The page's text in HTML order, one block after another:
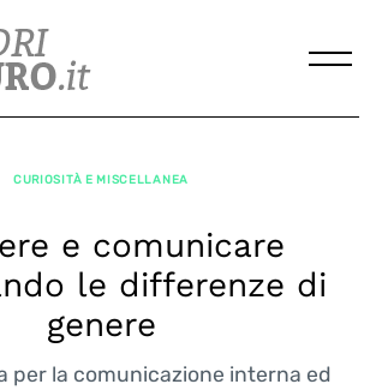
CURIOSITÀ E MISCELLANEA
e comunicare
le differenze di
genere
per la comunicazione interna ed